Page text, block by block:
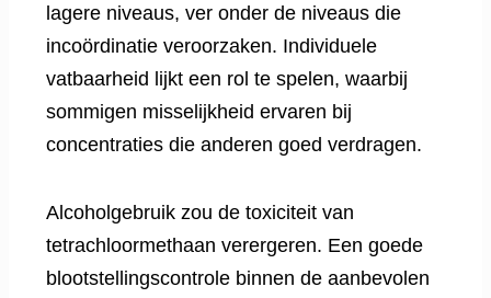
lagere niveaus, ver onder de niveaus die
incoördinatie veroorzaken. Individuele
vatbaarheid lijkt een rol te spelen, waarbij
sommigen misselijkheid ervaren bij
concentraties die anderen goed verdragen.
Alcoholgebruik zou de toxiciteit van
tetrachloormethaan verergeren. Een goede
blootstellingscontrole binnen de aanbevolen